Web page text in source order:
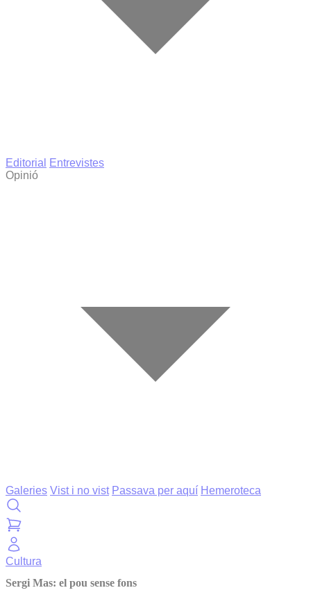
Editorial
Entrevistes
Opinió
Galeries Vist i no vist Passava per aquí Hemeroteca
Cultura
Sergi Mas: el pou sense fons